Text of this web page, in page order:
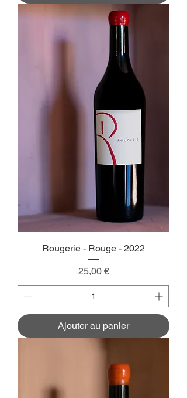
Rougerie - Rouge - 2022
Prix
25,00 €
Ajouter au panier